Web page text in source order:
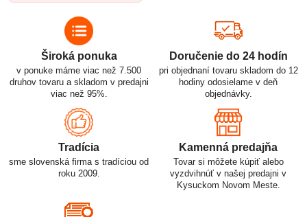
Široká ponuka
v ponuke máme viac než 7.500
druhov tovaru a skladom v predajni
viac než 95%.
Doručenie do 24 hodín
pri objednaní tovaru skladom do 12
hodiny odosielame v deň
objednávky.
Tradícia
sme slovenská firma s tradíciou od
roku 2009.
Kamenná predajňa
Tovar si môžete kúpiť alebo
vyzdvihnúť v našej predajni v
Kysuckom Novom Meste.